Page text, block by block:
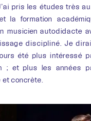
pris les études très
la formation
musicien autodidacte
discipliné. Je
été plus intéressé
; et plus les années
concrète.